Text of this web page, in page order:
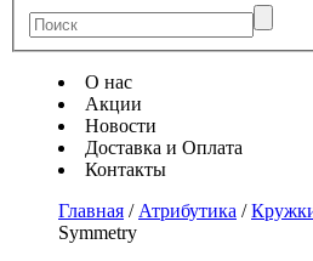
О нас
Акции
Новости
Доставка и Оплата
Контакты
Главная / Атрибутика /
Symmetry